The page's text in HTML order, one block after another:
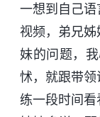
一想到自己
视频，弟兄
妹的问题，
怵，就跟带
练一段时间